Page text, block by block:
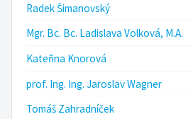
Radek Šimanovský
Mgr. Bc. Bc. Ladislava Volková, M.A.
Kateřina Knorová
prof. Ing. Ing. Jaroslav Wagner
Tomáš Zahradníček